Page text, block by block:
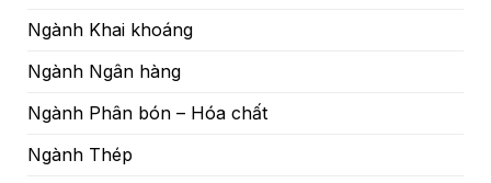
Ngành Khai khoáng
Ngành Ngân hàng
Ngành Phân bón – Hóa chất
Ngành Thép